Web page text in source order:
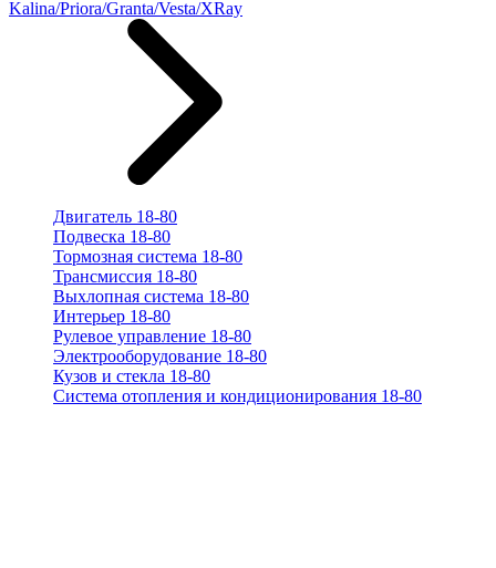
Kalina/Priora/Granta/Vesta/XRay
Двигатель 18-80
Подвеска 18-80
Тормозная система 18-80
Трансмиссия 18-80
Выхлопная система 18-80
Интерьер 18-80
Рулевое управление 18-80
Электрооборудование 18-80
Кузов и стекла 18-80
Система отопления и кондиционирования 18-80